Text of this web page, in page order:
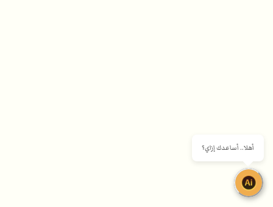
أهلا.. أساعدك إزاي؟